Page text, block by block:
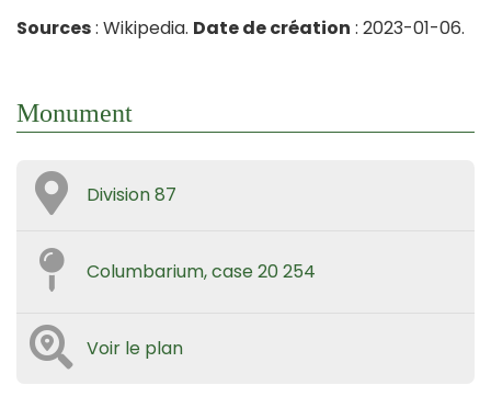
Sources: Wikipedia. Date de création : 2023-01-06.
Monument
Division 87
Columbarium, case 20 254
Voir le plan